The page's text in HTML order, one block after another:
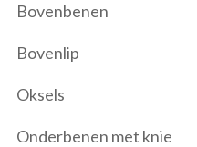
Bovenbenen
Bovenlip
Oksels
Onderbenen met knie